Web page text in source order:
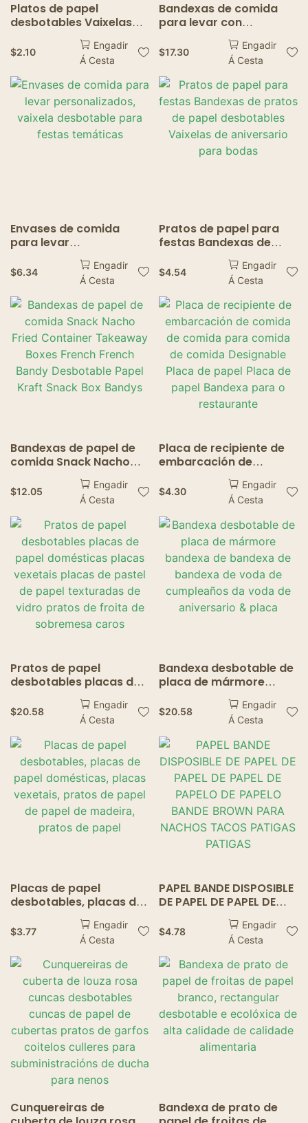
Platos de papel
desbotables Vaixelas
orgánicas desechables
para barbacoa prato
de papel para tartas
para restaurante,
suministros para baby
shower
$2.10
Engadir
Á Cesta
Bandexas de comida
para levar con
portavasos Recipiente
de papel para
aperitivos con papel a
proba de aceite Caixa
de comida para levar
Bandexa de patacas
fritas Caixa de
aperitivos de papel
Kraft desbotable
Bandexas de comida
$17.30
Engadir
Á Cesta
Envases de comida
para levar
personalizados, vaixela
desbotable para festas
$6.34
Engadir
Á Cesta
Pratos de papel para
festas Bandexas de
pratos de papel
desbotables Vaixelas de
aniversario para bodas
$4.54
Engadir
Á Cesta
Bandexas de papel de
comida Snack Nacho
Fried Container
Takeaway Boxes French
French Bandy
Desbotable Papel Kraft
Snack Box Bandys
$12.05
Engadir
Á Cesta
Placa de recipiente de
embarcación de
comida de comida para
comida de comida
Designable Placa de
papel Placa de papel
Bandexa para o
restaurante
$4.30
Engadir
Á Cesta
Pratos de papel
desbotables placas de
papel domésticas
placas vexetais placas
de pastel de papel
texturadas de vidro
pratos de froita de
sobremesa caros
$20.58
Engadir
Á Cesta
Bandexa desbotable de
placa de mármore
bandexa de bandexa de
bandexa de voda de
cumpleaños da voda de
aniversario & placa
$20.58
Engadir
Á Cesta
Placas de papel
desbotables, placas de
papel domésticas,
placas vexetais, pratos
de papel de papel de
madeira, pratos de
papel
$3.77
Engadir
Á Cesta
PAPEL BANDE DISPOSIBLE
DE PAPEL DE PAPEL DE
PAPEL DE PAPELO DE
PAPELO BANDE BROWN
PARA NACHOS TACOS
PATIGAS PATIGAS
$4.78
Engadir
Á Cesta
Cunquereiras de
Bandexa de prato de